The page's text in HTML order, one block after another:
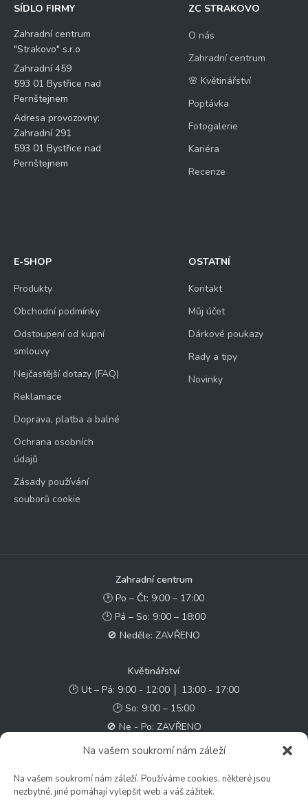
Na vašem soukromí nám záleží
Na vašem soukromí nám záleží. Používáme cookies, některé jsou
nezbytné, jiné pomáhají vylepšit web a váš zážitek.
SÍDLO FIRMY
Zahradní centrum
"Strakovo" s.r.o
Zahradní 459
593 01 Bystřice nad
Pernštejnem
Adresa provozovny:
Zahradní 291
593 01 Bystřice nad
Pernštejnem
ZC STRAKOVO
O nás
Zahradní centrum
🌸 Květinářství
Poptávka
Fotogalerie
Kariéra
Recenze
E-SHOP
Produkty
Obchodní podmínky
Odstoupení od kupní
smlouvy
Nejčastější dotazy (FAQ)
Reklamace
Doprava, platba a balné
Ochrana osobních
údajů
Zásady používání
souborů cookie
OSTATNÍ
Kontakt
Můj účet
Dárkové poukazy
Rady a tipy
Novinky
Zahradní centrum
🕑 Po – Čt: 9:00 – 17:00
🕑 Pá – So: 9:00 – 18:00
🚫 Neděle: ZAVŘENO
Květinářství
🕑 Ut – Pá: 9:00 - 12:00 │ 13:00 - 17:00
🕑 So: 9:00 – 15:00
🚫 Ne - Po: ZAVŘENO
✉️ e-shop@zcstrakovo.cz